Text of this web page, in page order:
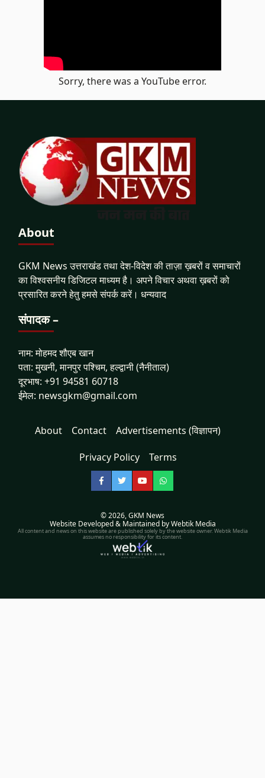
Sorry, there was a YouTube error.
About
GKM News उत्तराखंड तथा देश-विदेश की ताज़ा ख़बरों व समाचारों
का विश्वसनीय डिजिटल माध्यम है। अपने विचार अथवा ख़बरों को
प्रसारित करने हेतु हमसे संपर्क करें। धन्यवाद
संपादक –
नाम: मोहमद शौएब खान
पता: मुखनी, मानपुर पश्चिम, हल्द्वानी (नैनीताल)
दूरभाष: +91 94581 60718
ईमेल: newsgkm@gmail.com
About Contact Advertisements (विज्ञापन)
Privacy Policy Terms
Facebook
TwitterYouTubeWhatsApp
© 2026,GKM News
Website Developed & Maintained by Webtik Media
All content and news on this website are published solely by the website owner. Webtik Media
assumes no responsibility for its content.